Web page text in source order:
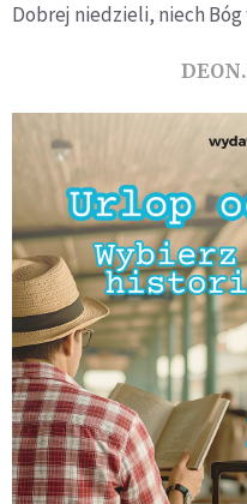
Dobrej niedzieli, niech Bóg